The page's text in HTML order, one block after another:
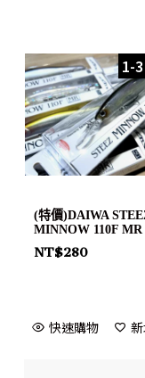
1-
(特價)DAIWA
MINNOW 110F MR
NT$280
快速購物